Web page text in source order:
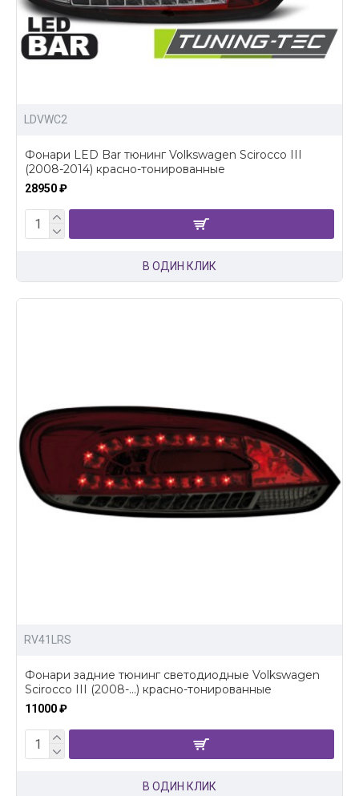
LDVWC2
Фонари LED Bar тюнинг Volkswagen Scirocco III
(2008-2014) красно-тонированные
28950 ₽
В ОДИН КЛИК
RV41LRS
Фонари задние тюнинг светодиодные Volkswagen
Scirocco III (2008-...) красно-тонированные
11000 ₽
В ОДИН КЛИК